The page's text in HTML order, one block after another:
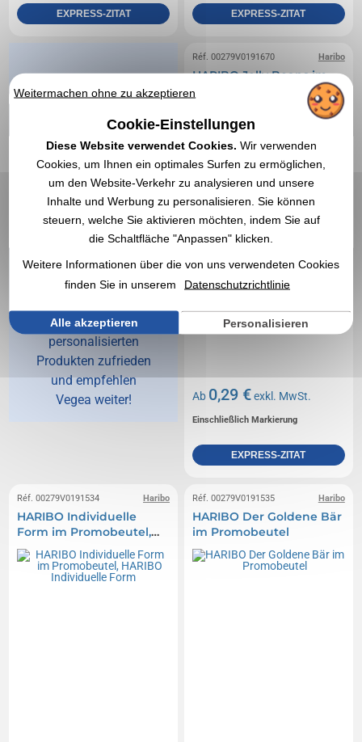
EXPRESS-ZITAT EXPRESS-ZITAT
Mehr als 9
von 10
zufriedenen
Kunden
94% unserer Kunden
Bestellungen von
personalisierten
Produkten zufrieden
und empfehlen
Vegea weiter!
Haribo
Réf. 00279V0191670
HARIBO Jelly Beans im
Promobeutel, HARIBO
Ab 0,29 €exkl. MwSt.
Einschließlich Markierung
EXPRESS-ZITAT
Haribo
Réf. 00279V0191534
HARIBO Individuelle
Form im Promobeutel,
HARIBO Individuelle
Form
Haribo
Réf. 00279V0191535
HARIBO Der Goldene Bär
im Promobeutel
Weitermachen ohne zu akzeptieren
Cookie-Einstellungen
Diese Website verwendet Cookies. Wir verwenden
Cookies, um Ihnen ein optimales Surfen zu ermöglichen,
um den Website-Verkehr zu analysieren und unsere
Inhalte und Werbung zu personalisieren. Sie können
steuern, welche Sie aktivieren möchten, indem Sie auf
die Schaltfläche "Anpassen" klicken.
Weitere Informationen über die von uns verwendeten Cookies
finden Sie in unserem
Datenschutzrichtlinie
Alle akzeptieren Personalisieren